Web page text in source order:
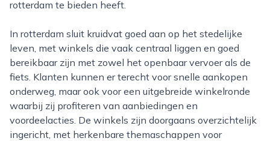
rotterdam te bieden heeft.
In rotterdam sluit kruidvat goed aan op het stedelijke
leven, met winkels die vaak centraal liggen en goed
bereikbaar zijn met zowel het openbaar vervoer als de
fiets. Klanten kunnen er terecht voor snelle aankopen
onderweg, maar ook voor een uitgebreide winkelronde
waarbij zij profiteren van aanbiedingen en
voordeelacties. De winkels zijn doorgaans overzichtelijk
ingericht, met herkenbare themaschappen voor